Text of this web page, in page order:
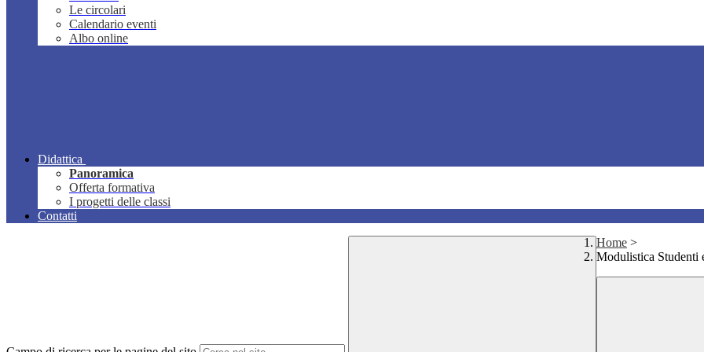
Le circolari
Calendario eventi
Albo online
Didattica
Panoramica
Offerta formativa
I progetti delle classi
Contatti
Home >
Modulistica Studenti